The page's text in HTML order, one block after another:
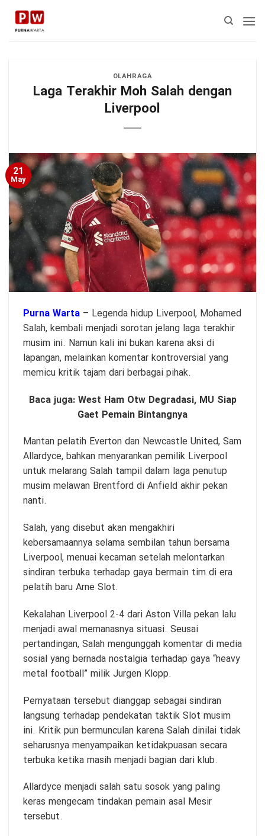
Skip
content
OLAHRAGA
Laga Terakhir Moh Salah dengan
Liverpool
21
May
Purna Warta – Legenda hidup Liverpool, Mohamed
Salah, kembali menjadi sorotan jelang laga terakhir
musim ini. Namun kali ini bukan karena aksi di
lapangan, melainkan komentar kontroversial yang
memicu kritik tajam dari berbagai pihak.
Baca juga: West Ham Otw Degradasi, MU Siap
Gaet Pemain Bintangnya
Mantan pelatih Everton dan Newcastle United, Sam
Allardyce, bahkan menyarankan pemilik Liverpool
untuk melarang Salah tampil dalam laga penutup
musim melawan Brentford di Anfield akhir pekan
nanti.
Salah, yang disebut akan mengakhiri
kebersamaannya selama sembilan tahun bersama
Liverpool, menuai kecaman setelah melontarkan
sindiran terbuka terhadap gaya bermain tim di era
pelatih baru Arne Slot.
Kekalahan Liverpool 2-4 dari Aston Villa pekan lalu
menjadi awal memanasnya situasi. Seusai
pertandingan, Salah mengunggah komentar di media
sosial yang bernada nostalgia terhadap gaya “heavy
metal football” milik Jurgen Klopp.
Pernyataan tersebut dianggap sebagai sindiran
langsung terhadap pendekatan taktik Slot musim
ini. Kritik pun bermunculan karena Salah dinilai tidak
seharusnya menyampaikan ketidakpuasan secara
terbuka ketika masih menjadi bagian dari klub.
Allardyce menjadi salah satu sosok yang paling
keras mengecam tindakan pemain asal Mesir
tersebut.